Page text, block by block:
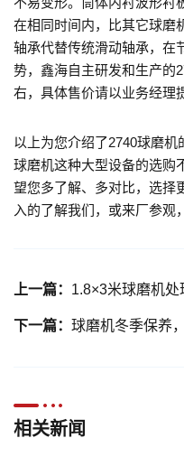
在相同时间内，比其它球磨
轴承代替传统滑动轴承，在
势，鑫海自主研发和生产的
右，具体售价请以业务经理
以上为您介绍了2740球磨机
球磨机这种大型设备的选购
望您多了解、多对比，选择
入的了解我们，或来厂参观
上一篇： 1.8×3米球磨机
下一篇：
相关新闻